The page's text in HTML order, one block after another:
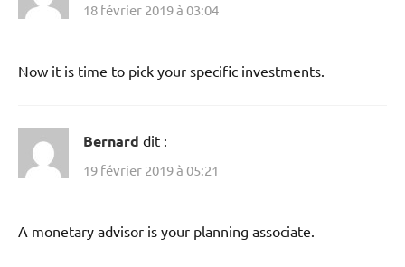
18 février 2019 à 03:04
Now it is time to pick your specific investments.
Bernard dit :
19 février 2019 à 05:21
A monetary advisor is your planning associate.